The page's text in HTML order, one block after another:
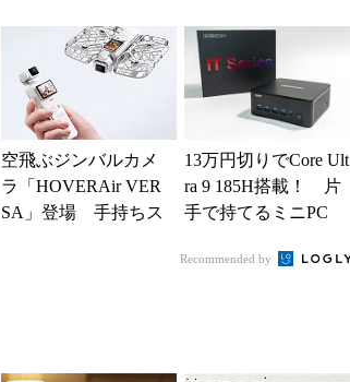
ー...
空飛ぶジンバルカメ
ラ「HOVERAir VER
SA」登場 手持ちス
13万円切りでCore Ult
ra 9 185H搭載！ 片
手で持てるミニPC
Recommended by